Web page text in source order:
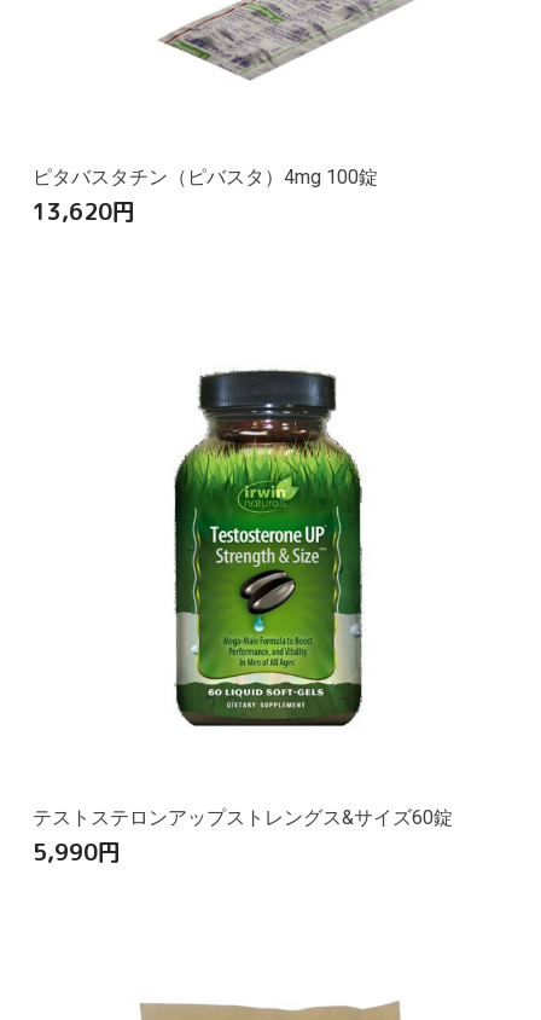
ピタバスタチン（ピバスタ）4mg 100錠
13,620円
テストステロンアップストレングス&サイズ60錠
5,990円